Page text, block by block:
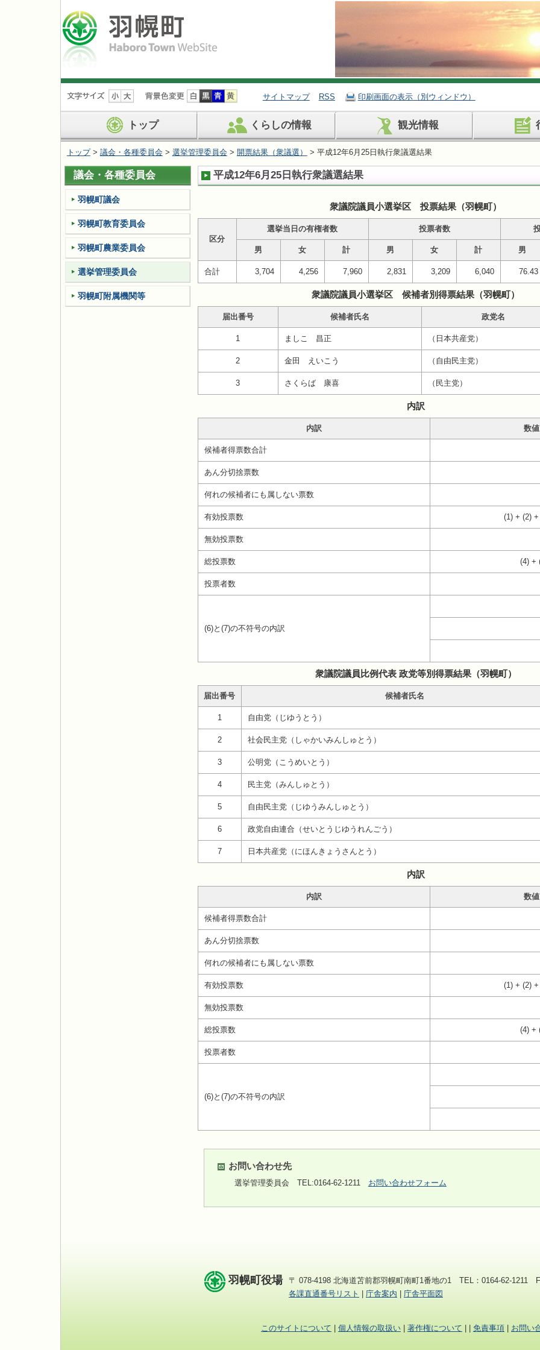
ナ
ビ
ョ
ン
を
飛
ば
す
サイトマップ RSS 印刷画面の表示（別ウィンドウ）
トップ くらしの情報 観光情報
トップ> 議会・各種委員会 > 選挙管理委員会 > 開票結果（衆議選） > 平成12年6月25日執行衆議選結果
平成12年6月25日執行衆議選結果
衆議院議員小選挙区 投票結果（羽幌町）
区分
選挙当日の有権者数 投票者数
男 女 計 男 女 計 男
合計 3,704 4,256 7,960 2,831 3,209 6,040 76.43
衆議院議員小選挙区 候補者別得票結果（羽幌町）
届出番号 候補者氏名 政党名
1 ましこ 昌正 （日本共産党）
2 金田 えいこう （自由民主党）
3 さくらば 康喜 （民主党）
内訳
内訳 数値
候補者得票数合計
あん分切捨票数
何れの候補者にも属しない票数
有効投票数 (1) + (2)
無効投票数
総投票数 (4) +
投票者数
(6)と(7)の不符号の内訳
衆議院議員比例代表 政党等別得票結果（羽幌町）
届出番号 候補者氏名
1 自由党（じゆうとう）
2 社会民主党（しゃかいみんしゅとう）
3 公明党（こうめいとう）
4 民主党（みんしゅとう）
5 自由民主党（じゆうみんしゅとう）
6 政党自由連合（せいとうじゆうれんごう）
7 日本共産党（にほんきょうさんとう）
内訳
内訳 数値
候補者得票数合計
あん分切捨票数
何れの候補者にも属しない票数
有効投票数 (1) + (2)
無効投票数
総投票数 (4) +
投票者数
(6)と(7)の不符号の内訳
お問い合わせ先
選挙管理委員会 TEL:0164-62-1211 お問い合わせフォーム
議会・各種委員会
羽幌町議会
羽幌町教育委員会
羽幌町農業委員会
選挙管理委員会
羽幌町附属機関等
羽幌町役場
〒 078-4198 北海道苫前郡羽幌町南町1番地の1 TEL：0164-62-1211
各課直通番号リスト
庁舎案内 庁舎平面図
このサイトについて 個人情報の取扱い| 著作権について 免責事項| お問い